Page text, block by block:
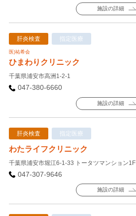
施設の詳細
肝炎検査 指定医療
医)祐希会
ひまわりクリニック
千葉県浦安市高洲1-2-1
047-380-6660
施設の詳細
肝炎検査 指定医療
わたライフクリニック
千葉県浦安市堀江6-1-33 トータツマンション1F
047-307-9646
施設の詳細